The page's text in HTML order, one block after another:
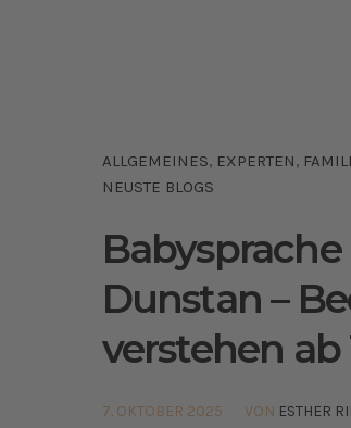
ALLGEMEINES, EXPERTEN,
NEUSTE BLOGS
Dunstan –
verstehen ab
7. OKTOBER 2025 VON ESTHER